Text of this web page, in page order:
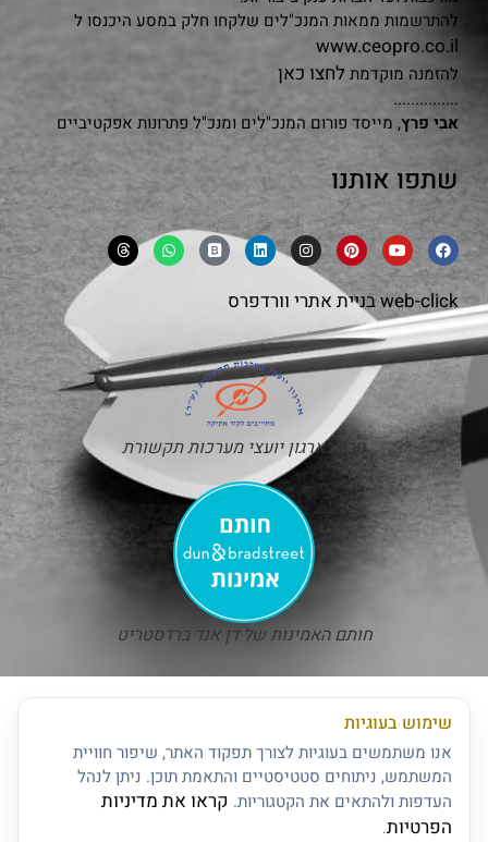
להתרשמות ממאות המנכ"לים שלקחו חלק במסע היכנסו ל
www.ceopro.co.il
להזמנה מוקדמת לחצו כאן
...............
אבי פרץ, מייסד פורום המנכ"לים ומנכ"ל פתרונות אפקטיביים
שתפו אותנו
web-clickבניית אתרי וורדפרס
חבר בארגון יועצי מערכות תקשורת
חותם האמינות של דן אנד ברדסטריט
שימוש בעוגיות
אנו משתמשים בעוגיות לצורך תפקוד האתר, שיפור חוויית
המשתמש, ניתוחים סטטיסטיים והתאמת תוכן. ניתן לנהל
העדפות ולהתאים את הקטגוריות. קראו את מדיניות
הפרטיות.